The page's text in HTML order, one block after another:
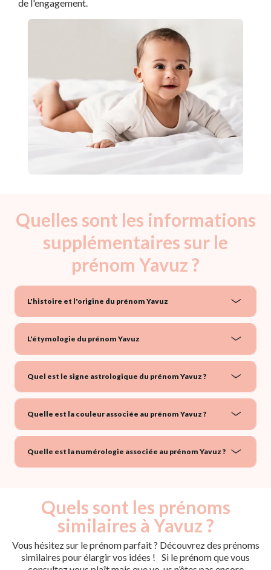
de l'engagement.
Quelles sont les informations
supplémentaires sur le
prénom Yavuz ?
L'histoire et l'origine du prénom Yavuz
L'étymologie du prénom Yavuz
Quel est le signe astrologique du prénom Yavuz ?
Quelle est la couleur associée au prénom Yavuz ?
Quelle est la numérologie associée au prénom Yavuz ?
Quels sont les prénoms
similaires à Yavuz ?
Vous hésitez sur le prénom parfait ? Découvrez des prénoms
similaires pour élargir vos idées ! Si le prénom que vous